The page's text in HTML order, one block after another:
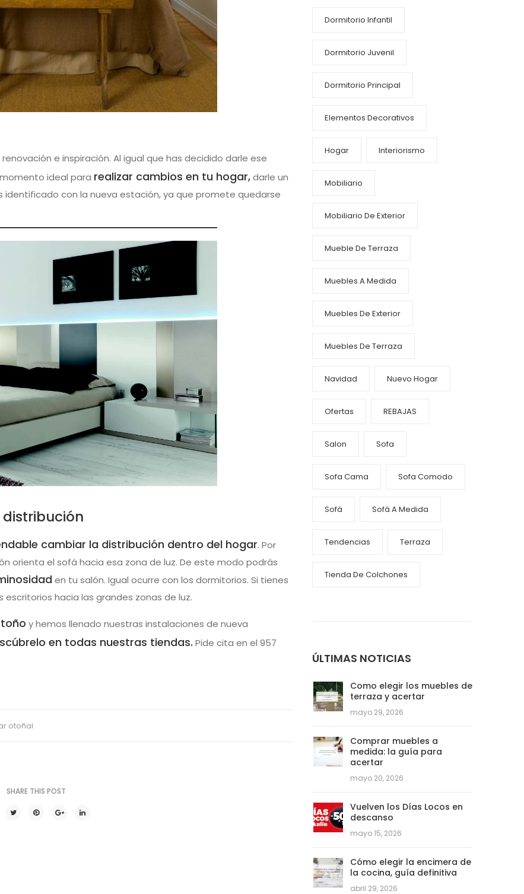
e inspiración. Al igual que has decidido darle ese
ideal para realizar cambios en tu hogar,darle un
con la nueva estación, ya que promete quedarse
cambiar la distribución dentro del hogar. Por
orienta el sofá hacia esa zona de luz. De este modo podrás
en tu salón. Igual ocurre con los dormitorios. Si tienes
hacia las grandes zonas de luz.
y hemos llenado nuestras instalaciones de nueva
en todas nuestras tiendas. Pide cita en el 957
otoñal
SHARE THIS POST
Dormitorio Infantil
Dormitorio Juvenil
Dormitorio Principal
Elementos Decorativos
Hogar Interiorismo
Mobiliario
Mobiliario De Exterior
Mueble De Terraza
Muebles A Medida
Muebles De Exterior
Muebles De Terraza
Navidad Nuevo Hogar
Ofertas REBAJAS
Salon Sofa
Sofa Cama Sofa Comodo
Sofá Sofá A Medida
Tendencias Terraza
Tienda De Colchones
ÚLTIMAS NOTICIAS
Como elegir los muebles de
terraza y acertar
mayo 29, 2026
Comprar muebles a
medida: la guía para
acertar
mayo 20, 2026
Vuelven los Días Locos en
descanso
mayo 15, 2026
Cómo elegir la encimera de
la cocina, guía definitiva
abril 29, 2026